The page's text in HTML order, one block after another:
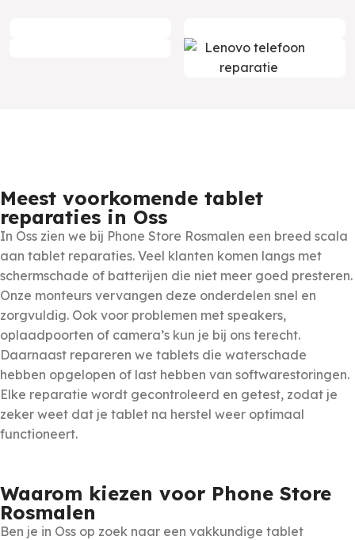
Meest voorkomende tablet
reparaties in Oss
In Oss zien we bij Phone Store Rosmalen een breed scala
aan tablet reparaties. Veel klanten komen langs met
schermschade of batterijen die niet meer goed presteren.
Onze monteurs vervangen deze onderdelen snel en
zorgvuldig. Ook voor problemen met speakers,
oplaadpoorten of camera’s kun je bij ons terecht.
Daarnaast repareren we tablets die waterschade
hebben opgelopen of last hebben van softwarestoringen.
Elke reparatie wordt gecontroleerd en getest, zodat je
zeker weet dat je tablet na herstel weer optimaal
functioneert.
Waarom kiezen voor Phone Store
Rosmalen
Ben je in Oss op zoek naar een vakkundige tablet